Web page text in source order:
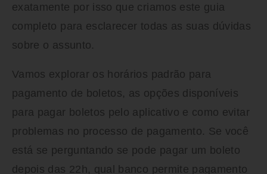
exatamente por isso que criamos este guia
completo para esclarecer todas as suas dúvidas
sobre o assunto.
Vamos explorar os horários padrão para
pagamento de boletos, as opções disponíveis
para pagar boletos pelo aplicativo e como evitar
problemas no processo de pagamento. Se você
está se perguntando se pode pagar um boleto
depois das 22h, qual banco permite pagamento